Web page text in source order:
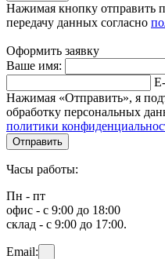
Нажимая кнопку отправить
передачу данных согласно
Оформить заявку
Ваше имя:
Нажимая «Отправить», я
обработку персональных
политики
Отправить
Часы работы:
Пн - пт
офис - с 9:00 до 18:00
склад - с 9:00 до 17:00.
Email: